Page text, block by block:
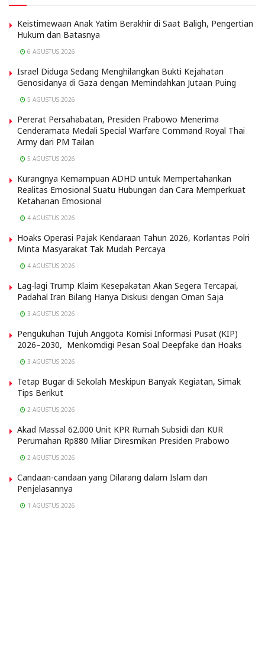
Keistimewaan Anak Yatim Berakhir di Saat Baligh, Pengertian
Hukum dan Batasnya
6 AGUSTUS 2026
Israel Diduga Sedang Menghilangkan Bukti Kejahatan
Genosidanya di Gaza dengan Memindahkan Jutaan Puing
5 AGUSTUS 2026
Pererat Persahabatan, Presiden Prabowo Menerima
Cenderamata Medali Special Warfare Command Royal Thai
Army dari PM Tailan
5 AGUSTUS 2026
Kurangnya Kemampuan ADHD untuk Mempertahankan
Realitas Emosional Suatu Hubungan dan Cara Memperkuat
Ketahanan Emosional
4 AGUSTUS 2026
Hoaks Operasi Pajak Kendaraan Tahun 2026, Korlantas Polri
Minta Masyarakat Tak Mudah Percaya
4 AGUSTUS 2026
Lag-lagi Trump Klaim Kesepakatan Akan Segera Tercapai,
Padahal Iran Bilang Hanya Diskusi dengan Oman Saja
3 AGUSTUS 2026
Pengukuhan Tujuh Anggota Komisi Informasi Pusat (KIP)
2026–2030, Menkomdigi Pesan Soal Deepfake dan Hoaks
3 AGUSTUS 2026
Tetap Bugar di Sekolah Meskipun Banyak Kegiatan, Simak
Tips Berikut
2 AGUSTUS 2026
Akad Massal 62.000 Unit KPR Rumah Subsidi dan KUR
Perumahan Rp880 Miliar Diresmikan Presiden Prabowo
2 AGUSTUS 2026
Candaan-candaan yang Dilarang dalam Islam dan
Penjelasannya
1 AGUSTUS 2026